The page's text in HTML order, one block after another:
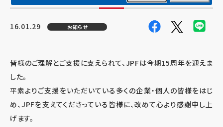
16.01.29 お知らせ
皆様のご理解とご支援に支えられて、JPFは今期15周年を迎えま
した。
平素よりご支援をいただいている多くの企業・個人の皆様をはじ
め、JPFを支えてくださっている皆様に、改めて心より感謝申し上
げます。